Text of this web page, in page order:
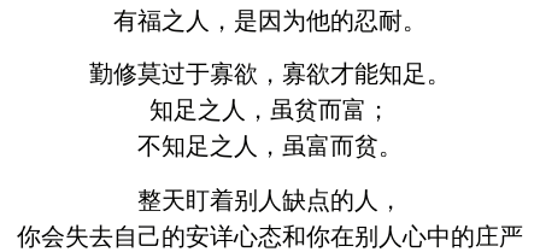
有福之人，是因为他的忍耐。
勤修莫过于寡欲，寡欲才能知足。
知足之人，虽贫而富；
不知足之人，虽富而贫。
整天盯着别人缺点的人，
你会失去自己的安详心态和你在别人心中的庄严